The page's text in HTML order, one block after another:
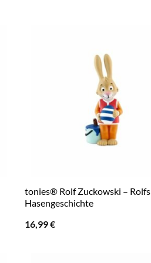
tonies® Rolf Zuckowski – Rolfs
Hasengeschichte
16,99€